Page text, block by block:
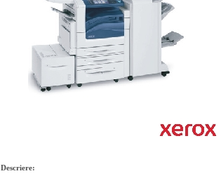
Descriere: